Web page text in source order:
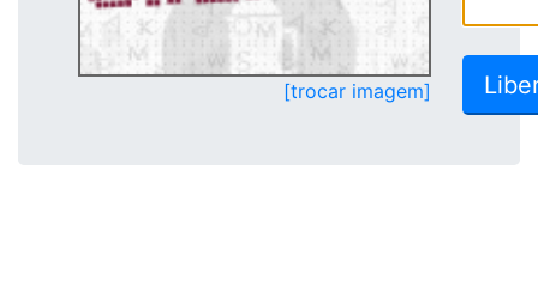
[trocar imagem]